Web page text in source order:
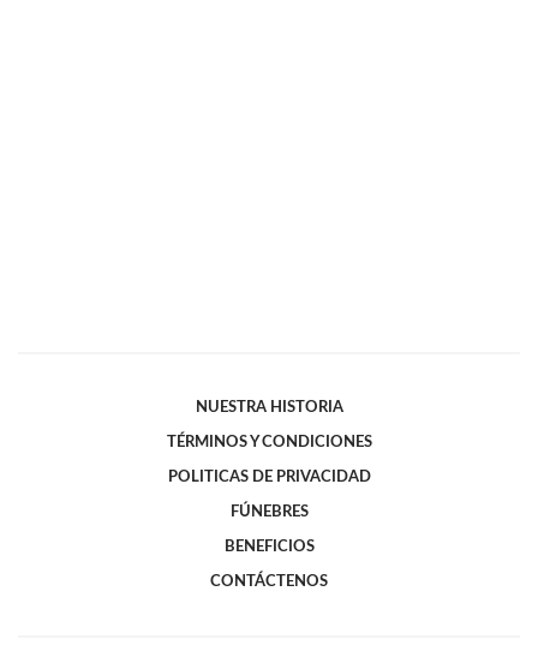
NUESTRA HISTORIA
TÉRMINOS Y CONDICIONES
POLITICAS DE PRIVACIDAD
FÚNEBRES
BENEFICIOS
CONTÁCTENOS